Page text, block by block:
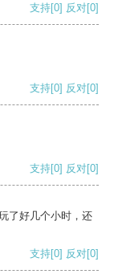
支持[0] 反对[0]
支持[0] 反对[0]
支持[0] 反对[0]
了好几个小时，还
支持[0] 反对[0]